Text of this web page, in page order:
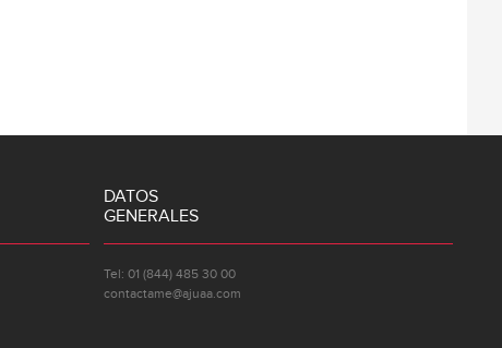
DATOS
GENERALES
Tel: 01 (844) 485 30 00
contactame@ajuaa.com